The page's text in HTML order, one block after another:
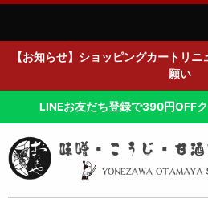
【お知らせ】ショッピングカートリ
願い
LINEお友だち登録で390円OFF